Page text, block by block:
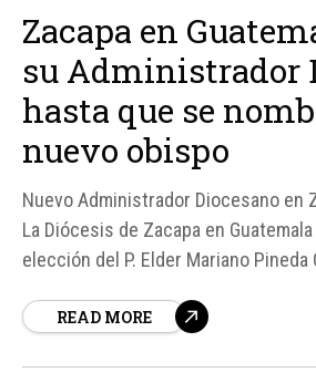
Zacapa en
su Administrador
hasta que se
nuevo obispo
Nuevo Administrador Diocesano en
La Diócesis de Zacapa en
elección del P. Elder Mariano Pineda
el 8 de junio. Esta decisión se toma
READ MORE